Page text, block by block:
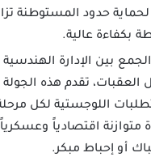
حدود المستوطنة
بكفاءة عالية.
بين الإدارة
العقبات، تقدم هذه
اللوجستية لكل
متوازنة اقتصادياً
أو إحباط مبكر.